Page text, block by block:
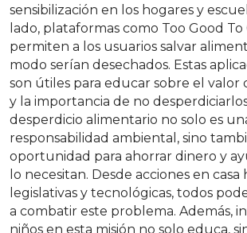
sensibilización en los hogares y
lado, plataformas como Too Good To
permiten a los usuarios salvar
modo serían desechados. Estas
son útiles para educar sobre el valor
y la importancia de no
desperdicio alimentario no solo es
responsabilidad ambiental, sino
oportunidad para ahorrar dinero y
lo necesitan. Desde acciones en casa
legislativas y tecnológicas, todos
a combatir este problema. Además,
niños en esta misión no solo educa,